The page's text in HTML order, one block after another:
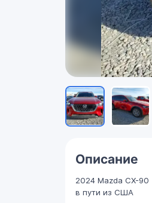
Описание
2024 Mazda CX-90
в пути из США